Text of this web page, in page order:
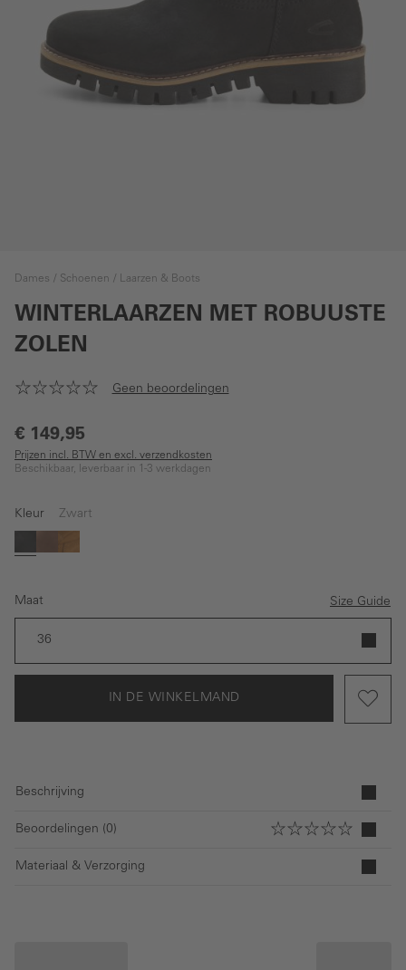
Dames Schoenen Laarzen & Boots
WINTERLAARZEN MET ROBUUSTE
ZOLEN
Geen beoordelingen
€ 149,95
Prijzen incl. BTW en excl. verzendkosten
Beschikbaar, leverbaar in 1-3 werkdagen
Kleur Zwart
ZwartBruinLicht bruin
Maat Size Guide
36
IN DE WINKELMAND
Beschrijving
Beoordelingen (0)
Materiaal & Verzorging